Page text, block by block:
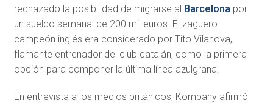
rechazado la posibilidad de migrarse al Barcelonapor
un sueldo semanal de 200 mil euros. El zaguero
campeón inglés era considerado por Tito Vilanova,
flamante entrenador del club catalán, como la primera
opción para componer la última línea azulgrana.
En entrevista a los medios británicos, Kompany afirmó